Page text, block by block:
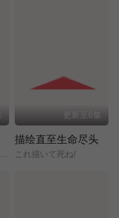
更新至6集
描绘直至生命尽头
これ描いて死ね/